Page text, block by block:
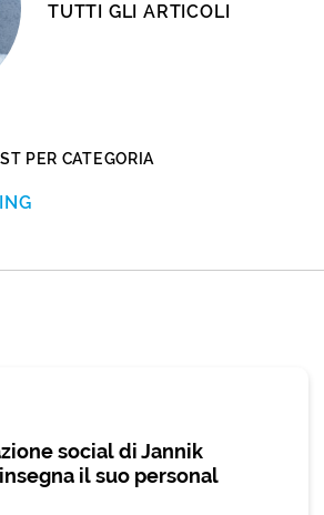
TUTTI GLI ARTICOLI
PER CATEGORIA
social di Jannik
il suo personal